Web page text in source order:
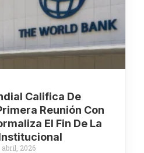
Califica De
Reunión Con
El Fin De La
abril, 2026